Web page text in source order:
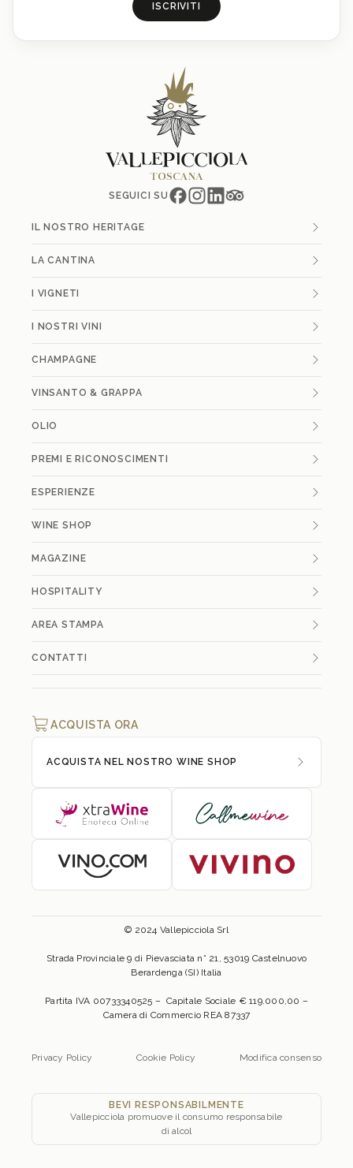
ISCRIVITI
SEGUICI SU
IL NOSTRO HERITAGE
LA CANTINA
I VIGNETI
I NOSTRI VINI
CHAMPAGNE
VINSANTO & GRAPPA
OLIO
PREMI E RICONOSCIMENTI
ESPERIENZE
WINE SHOP
MAGAZINE
HOSPITALITY
AREA STAMPA
CONTATTI
ACQUISTA ORA
ACQUISTA NEL NOSTRO WINE SHOP
© 2024 Vallepicciola Srl
Strada Provinciale 9 di Pievasciata n° 21, 53019 Castelnuovo
Berardenga (SI) Italia
Partita IVA 00733340525 – Capitale Sociale € 119.000,00 –
Camera di Commercio REA 87337
Privacy Policy Cookie Policy Modifica consenso
BEVI RESPONSABILMENTE
Vallepicciola promuove il consumo responsabile
di alcol